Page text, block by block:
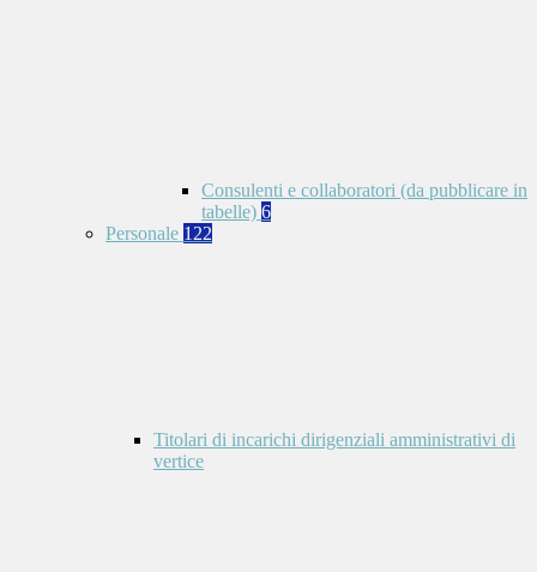
Consulenti e collaboratori (da pubblicare in
tabelle) 6
Personale 122
Titolari di incarichi dirigenziali amministrativi di
vertice